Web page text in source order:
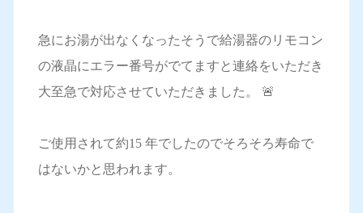
急にお湯が出なくなったそうで給湯器のリモコン
の液晶にエラー番号がでてますと連絡をいただき
大至急で対応させていただきました。 🚨
ご使用されて約15 年でしたのでそろそろ寿命で
はないかと思われます。